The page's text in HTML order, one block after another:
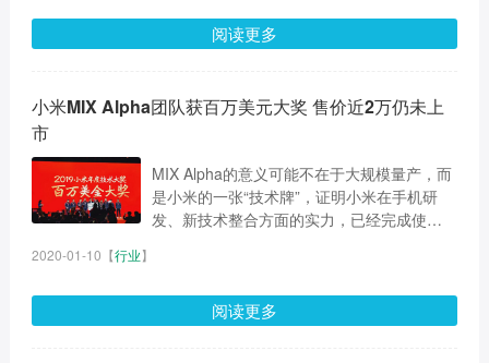
阅读更多
小米MIX Alpha团队获百万美元大奖 售价近2万仍未上
市
MIX Alpha的意义可能不在于大规模量产，而
是小米的一张“技术牌”，证明小米在手机研
发、新技术整合方面的实力，已经完成使
2020-01-10 【行业】
阅读更多